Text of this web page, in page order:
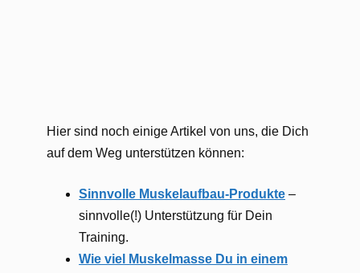
Hier sind noch einige Artikel von uns, die Dich
auf dem Weg unterstützen können:
Sinnvolle Muskelaufbau-Produkte –
sinnvolle(!) Unterstützung für Dein
Training.
Wie viel Muskelmasse Du in einem